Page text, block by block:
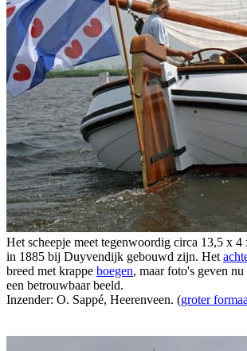
Het scheepje meet tegenwoordig circa 13,5 x 4
in 1885 bij Duyvendijk gebouwd zijn. Het
breed met krappe boegen, maar foto's geven
een betrouwbaar beeld.
Inzender: O. Sappé, Heerenveen. (groter